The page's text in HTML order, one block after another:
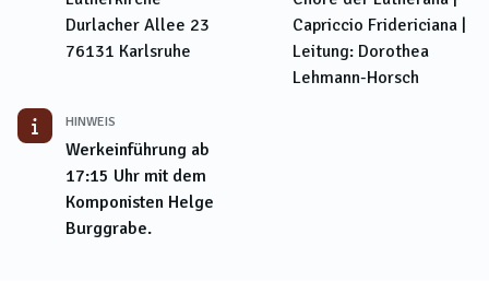
Durlacher Allee 23
76131 Karlsruhe
Capriccio Fridericiana |
Leitung: Dorothea
Lehmann-Horsch
HINWEIS
Werkeinführung ab
17:15 Uhr mit dem
Komponisten Helge
Burggrabe.